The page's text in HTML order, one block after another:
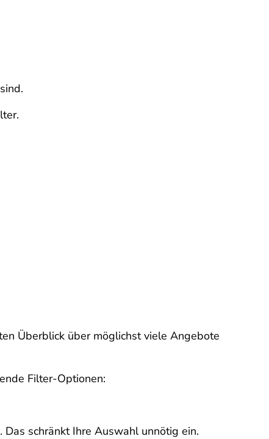
Überblick über möglichst viele Angebote
Filter-Optionen:
schränkt Ihre Auswahl unnötig ein.